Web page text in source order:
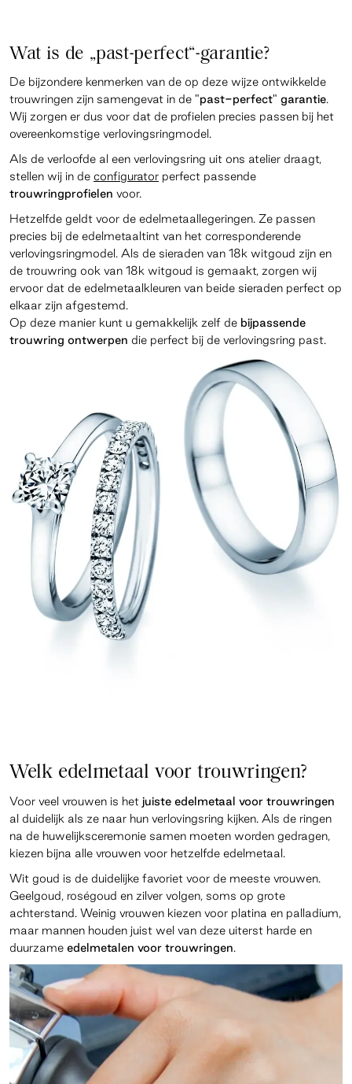
Wat is de „past-perfect“-garantie?
De bijzondere kenmerken van de op deze wijze ontwikkelde
trouwringen zijn samengevat in de "past-perfect" garantie.
Wij zorgen er dus voor dat de profielen precies passen bij het
overeenkomstige verlovingsringmodel.
Als de verloofde al een verlovingsring uit ons atelier draagt,
stellen wij in de configurator perfect passende
trouwringprofielen voor.
Hetzelfde geldt voor de edelmetaallegeringen. Ze passen
precies bij de edelmetaaltint van het corresponderende
verlovingsringmodel. Als de sieraden van 18k witgoud zijn en
de trouwring ook van 18k witgoud is gemaakt, zorgen wij
ervoor dat de edelmetaalkleuren van beide sieraden perfect op
elkaar zijn afgestemd.
Op deze manier kunt u gemakkelijk zelf de bijpassende
trouwring ontwerpen die perfect bij de verlovingsring past.
Welk edelmetaal voor trouwringen?
Voor veel vrouwen is het juiste edelmetaal voor trouwringen
al duidelijk als ze naar hun verlovingsring kijken. Als de ringen
na de huwelijksceremonie samen moeten worden gedragen,
kiezen bijna alle vrouwen voor hetzelfde edelmetaal.
Wit goud is de duidelijke favoriet voor de meeste vrouwen.
Geelgoud, roségoud en zilver volgen, soms op grote
achterstand. Weinig vrouwen kiezen voor platina en palladium,
maar mannen houden juist wel van deze uiterst harde en
duurzame edelmetalen voor trouwringen.